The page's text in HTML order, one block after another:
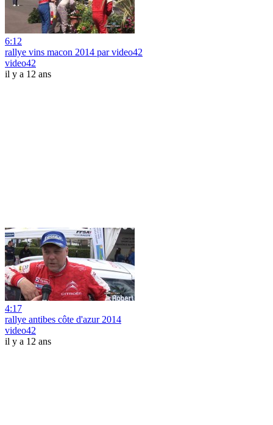
6:12
rallye vins macon 2014 par video42
video42
il y a 12 ans
4:17
rallye antibes côte d'azur 2014
video42
il y a 12 ans